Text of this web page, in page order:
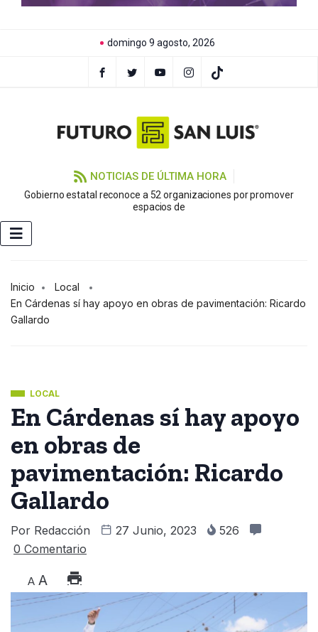
domingo 9 agosto, 2026
NOTICIAS DE ÚLTIMA HORA
Gobierno estatal reconoce a 52 organizaciones por promover
espacios de
Inicio
Local
En Cárdenas sí hay apoyo en obras de pavimentación: Ricardo
Gallardo
LOCAL
En Cárdenas sí hay apoyo
en obras de
pavimentación: Ricardo
Gallardo
Por Redacción 27 Junio, 2023
526
0 Comentario
A A